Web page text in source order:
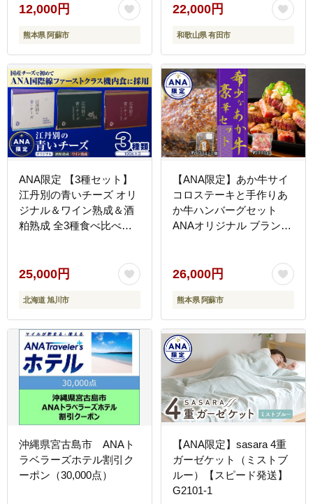
限定 阿部牧場 三ツ星 詰
12,000円
熊本県 阿蘇市
22,000円
和歌山県 有田市
ANA限定 【3種セット】
江丹別の青いチーズ オリ
ジナル＆ワイン熟成＆酒
粕熟成 全3種食べ比べセ
め合わせセット オリジナ
ル ワイン熟成 酒麹熟成
牛乳 乳製品 濃厚 晩酌 お
つまみ 北海道 旭川市 】
_06029
25,000円
北海道 旭川市
【ANA限定】あか牛サイ
コロステーキと手作りあ
か牛ハンバーグセット
ANAオリジナル ブランド
ー 人気 希少 豪華 希少 熊
26,000円
熊本県 阿蘇市
沖縄県宮古島市 ANAト
ラベラーズホテル割引ク
ーポン（30,000点）
【ANA限定】sasara 4重
ガーゼケット（ミストブ
ルー）【スピード発送】
G2101-1